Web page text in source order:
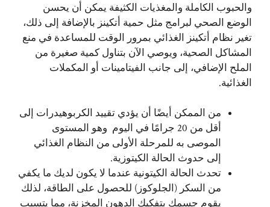
والحبوب الكاملة والمغذيات الكثيفة يمكن أن يحسن
الوضع الصحي لبرامج مثل حمية أتكينز بالإضافة إلى ذلك،
تغير نظام أتكينز الغذائي بمرور الوقت للمساعدة في منع
المشاكل الصحية، ويوصي الآن بتناول كمية صغيرة من
الملح الإضافي، إلى جانب الفيتامينات أو المكملات
الغذائية.
من الممكن أيضًا أن يؤدي تقييد الكربوهيدرات إلى
أقل من 20 جرامًا في اليوم وهو المستوى
الموصى به للمرحلة الأولى من النظام الغذائي
إلى حدوث الحالة الكيتوزية.
تحدث الحالة الكيتونية عندما لا يكون لديك ما يكفي
من السكر (الجلوكوز) للحصول على الطاقة، لذلك
يقوم جسمك بتفكيك الدهون المخزنة، مما يتسبب